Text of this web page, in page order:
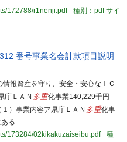
172788/r1nenji.pdf
種別：pdfサイ
番号事業名会計款項目説明
報資産を守り、安全・安心なＩＣ
庁ＬＡＮ 多重化事業140,229千円
）事業内容ア県庁ＬＡＮ 多重化事
る
173284/02kikakuzaiseibu.pdf
種